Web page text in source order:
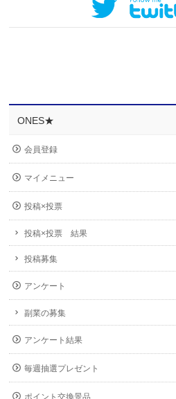
ONES★
会員登録
マイメニュー
投稿×投票
投稿×投票 結果
投稿募集
アンケート
副業の募集
アンケート結果
毎週抽選プレゼント
ポイント交換景品